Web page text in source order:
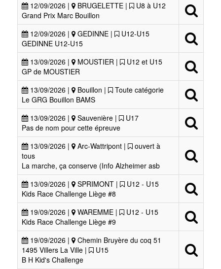
12/09/2026 |
BRUGELETTE |
U8 à U12
Grand Prix Marc Bouillon
12/09/2026 |
GEDINNE |
U12-U15
GEDINNE U12-U15
13/09/2026 |
MOUSTIER |
U12 et U15
GP de MOUSTIER
13/09/2026 |
Bouillon |
Toute catégorie
Le GRG Bouillon BAMS
13/09/2026 |
Sauvenière |
U17
Pas de nom pour cette épreuve
13/09/2026 |
Arc-Wattripont |
ouvert à
tous
La marche, ça conserve (Info Alzheimer asb
13/09/2026 |
SPRIMONT |
U12 - U15
Kids Race Challenge Liège #8
19/09/2026 |
WAREMME |
U12 - U15
Kids Race Challenge Liège #9
19/09/2026 |
Chemin Bruyère du coq 51
1495 Villers La Ville |
U15
B H Kid's Challenge